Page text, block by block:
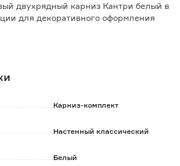
двухрядный карниз Кантри белый в
для декоративного оформления
на стену (шурупы, дюбели).
Карниз-комплект
Настенный классический
Белый